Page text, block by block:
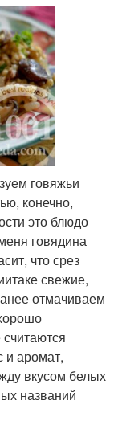
говяжьи
конечно,
это блюдо
говядина
что срез
свежие,
отмачиваем
и аромат,
вкусом белых
названий